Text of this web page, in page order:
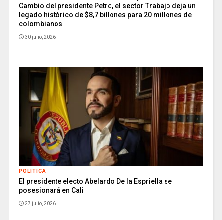
Cambio del presidente Petro, el sector Trabajo deja un
legado histórico de $8,7 billones para 20 millones de
colombianos
30 julio, 2026
POLITICA
El presidente electo Abelardo De la Espriella se
posesionará en Cali
27 julio, 2026